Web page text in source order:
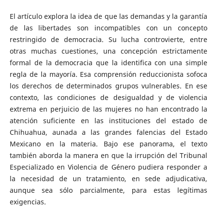
El artículo explora la idea de que las demandas y la garantía
de las libertades son incompatibles con un concepto
restringido de democracia. Su lucha controvierte, entre
otras muchas cuestiones, una concepción estrictamente
formal de la democracia que la identifica con una simple
regla de la mayoría. Esa comprensión reduccionista sofoca
los derechos de determinados grupos vulnerables. En ese
contexto, las condiciones de desigualdad y de violencia
extrema en perjuicio de las mujeres no han encontrado la
atención suficiente en las instituciones del estado de
Chihuahua, aunada a las grandes falencias del Estado
Mexicano en la materia. Bajo ese panorama, el texto
también aborda la manera en que la irrupción del Tribunal
Especializado en Violencia de Género pudiera responder a
la necesidad de un tratamiento, en sede adjudicativa,
aunque sea sólo parcialmente, para estas legítimas
exigencias.